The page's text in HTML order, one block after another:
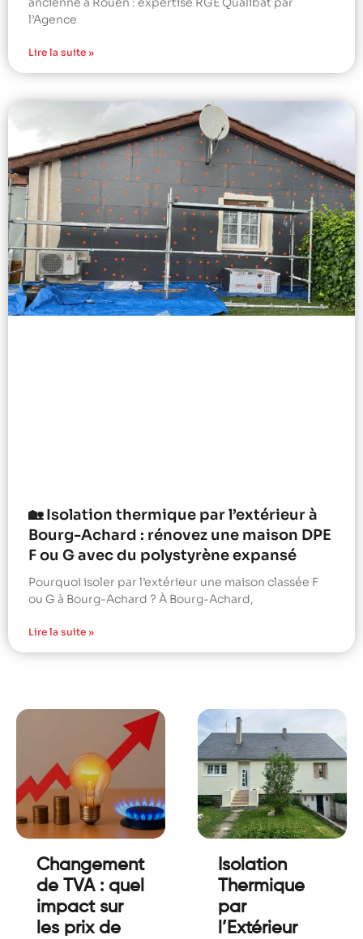
l’Agence
Lire la suite »
🏡 Isolation thermique par l’extérieur à
Bourg-Achard : rénovez une maison DPE
F ou G avec du polystyrène expansé
Pourquoi isoler par l’extérieur une maison classée F
ou G à Bourg-Achard ? À Bourg-Achard,
Lire la suite »
Changement
de TVA : quel
impact sur
les prix de
Isolation
Thermique
par
l’Extérieur